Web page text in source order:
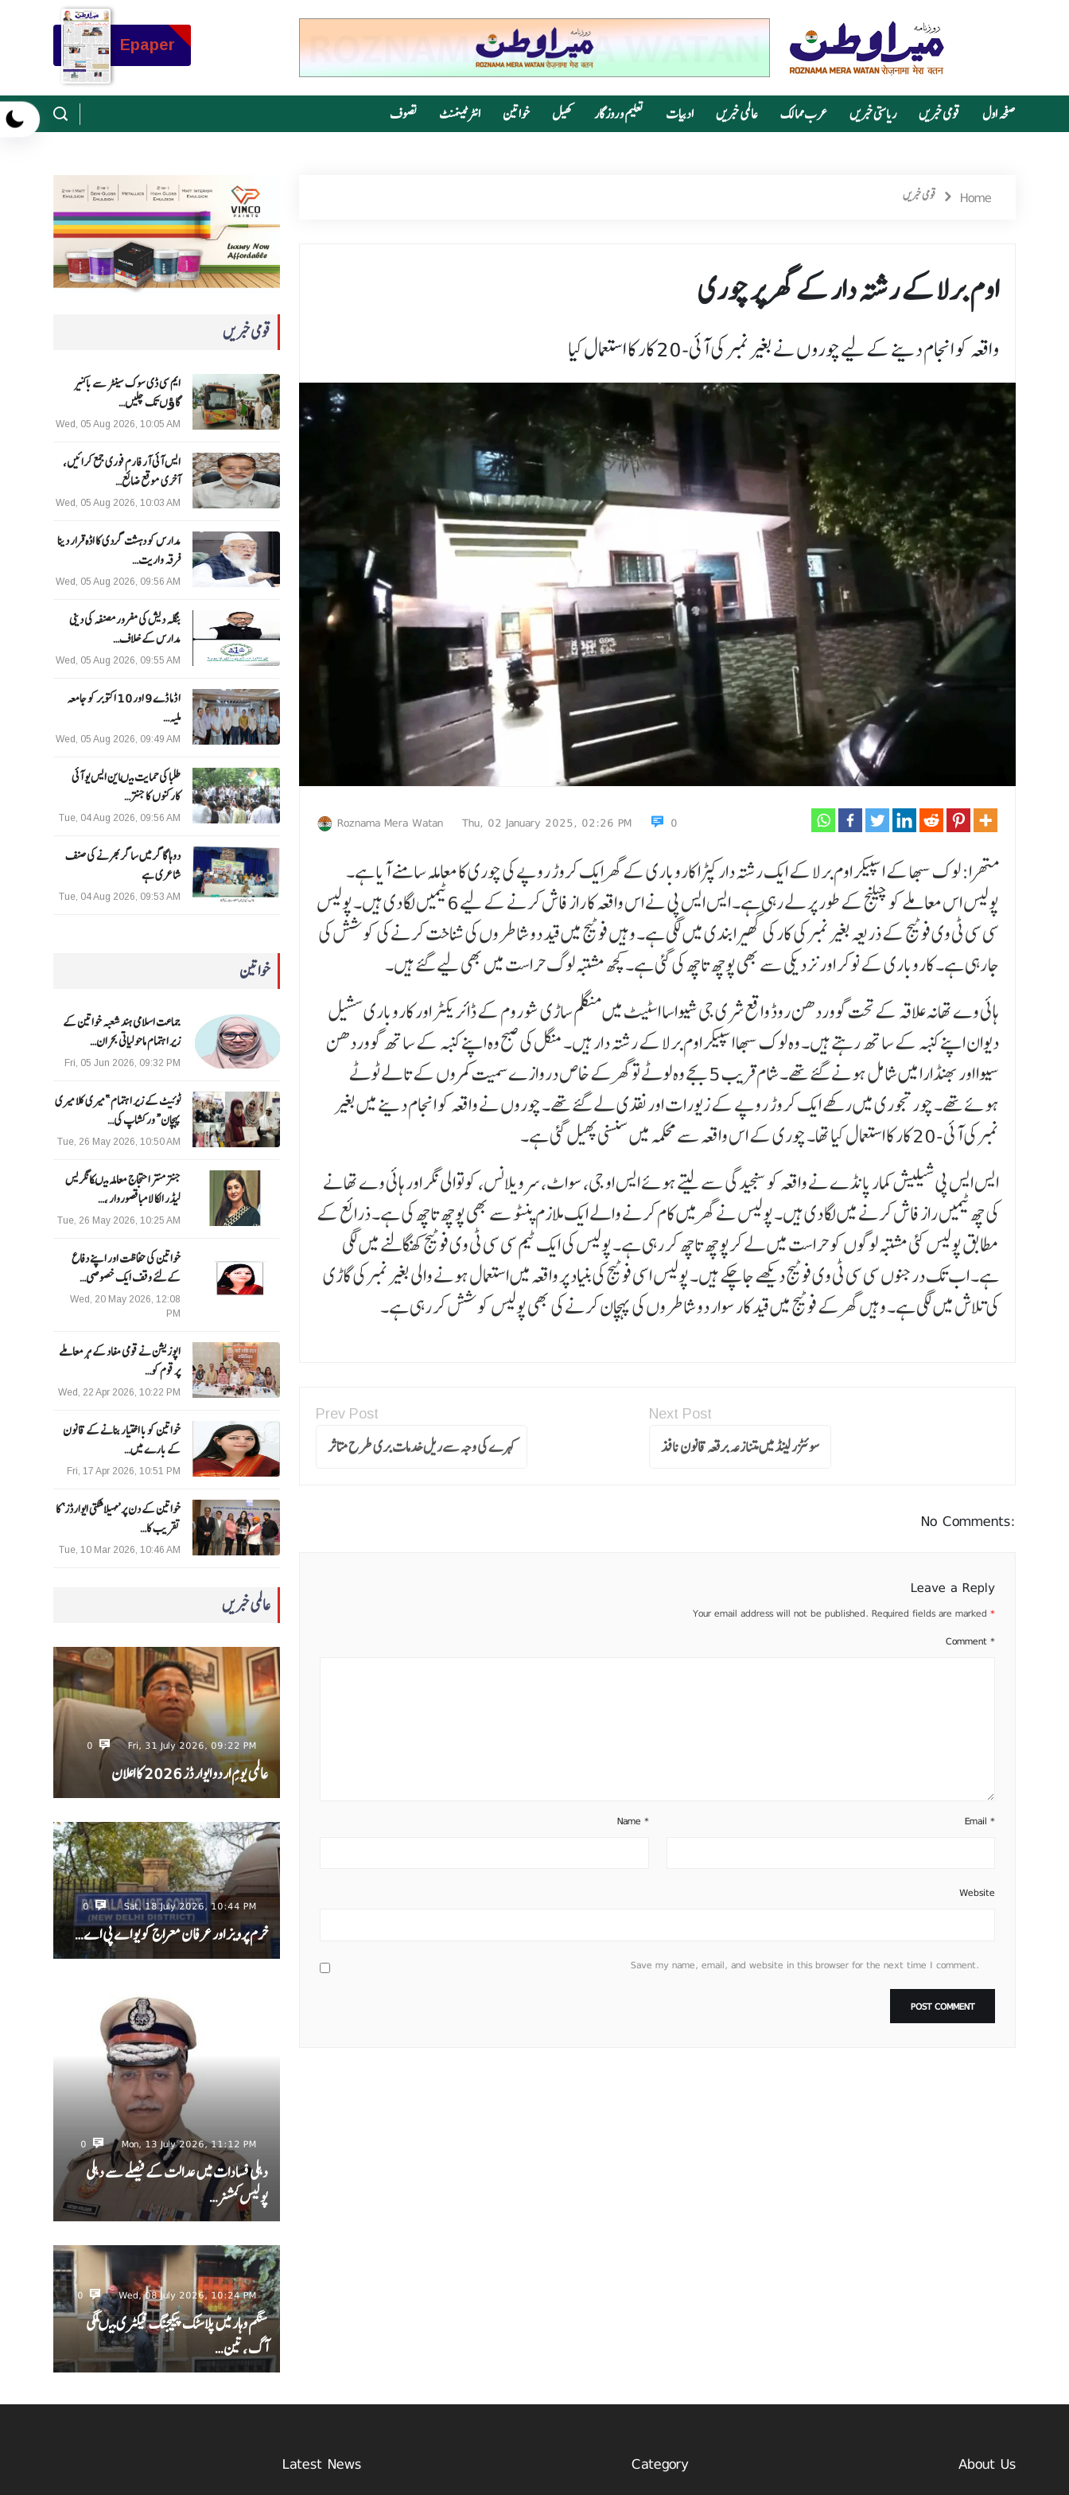
Epaper
صفحہ اول قومی خبریں ریاستی خبریں عرب ممالک عالمی خبریں ادبیات تعلیم و روزگار کھیل خواتین انٹرٹینمنٹ تصوف
قومی خبریں
ایم سی ڈی سوک سینٹر سے باکنیر
گاﺅں تک چلیں…
Wed, 05 Aug 2026, 10:05 AM
ایس آئی آر فارم فوری جمع کرائیں،
آخری موقع ضائع…
Wed, 05 Aug 2026, 10:03 AM
مدارس کو دہشت گردی کا اڈہ قرار دینا
فرقہ واریت…
Wed, 05 Aug 2026, 09:56 AM
بنگلہ دیش کی مفرور مصنفہ کی دینی
مدارس کے خلاف…
Wed, 05 Aug 2026, 09:55 AM
ا ڈما ڈے 9 اور 10 اکتوبر کو جامعہ
ملیہ…
Wed, 05 Aug 2026, 09:49 AM
طلبا کی حمایت میںاین ایس یو آئی
کارکنوں کا جنتر…
Tue, 04 Aug 2026, 09:56 AM
دوہا گاگر میں ساگر بھرنے کی صنف
شاعری ہے
Tue, 04 Aug 2026, 09:53 AM
خواتین
جماعت اسلامی ہند شعبہ خواتین کے
زیر اہتمام ماحولیاتی بحران…
Fri, 05 Jun 2026, 09:32 PM
ٹوئیٹ کے زیر اہتمام ”میری کلا میری
پہچان“ ورکشاپ کی…
Tue, 26 May 2026, 10:50 AM
جنتر منتر احتجاج معاملہ میںکانگریس
لیڈر الکا لامبا قصوروار ،…
Tue, 26 May 2026, 10:25 AM
خواتین کی حفاظت اور اپنے دفاع
کےلئے وقف ایک خصوصی…
Wed, 20 May 2026, 12:08
PM
اپوزیشن نے قومی مفاد کے ہر معاملے
پر قوم کو…
Wed, 22 Apr 2026, 10:22 PM
خواتین کو با اختیار بنانے کے قانون
کے بارے میں…
Fri, 17 Apr 2026, 10:51 PM
خواتین کے دن پر ’مہیلا شکتی ایوارڈز‘ کا
تقریب کا…
Tue, 10 Mar 2026, 10:46 AM
عالمی خبریں
Fri, 31 July 2026, 09:22 PM
0
عالمی یومِ اردو ایوارڈز 2026 کا اعلان
Sat, 18 July 2026, 10:44 PM
0
خرم پرویز اور عرفان معراج کو یو اے پی اے…
Mon, 13 July 2026, 11:12 PM
0
دہلی فسادات میں عدالت کے فیصلے سے دہلی
پولیس کمشنر…
Wed, 08 July 2026, 10:24 PM
0
سنگم وہار میں پلاسٹک پیکیجنگ فیکٹری میںلگی
آگ ، تین…
Home قومی خبریں
اوم برلا کے رشتہ دار کے گھر پر چوری
واقعہ کو انجام دینے کے لیے چوروں نے بغیر نمبر کی آئی-20 کار کا استعمال کیا
Roznama Mera Watan Thu, 02 January 2025, 02:26 PM 0
متھرا: لوک سبھا کے اسپیکر اوم برلا کے ایک رشتہ دار کپڑا کاروباری کے گھر ایک کروڑ روپے کی چوری کا معاملہ سامنے آیا ہے۔
پولیس اس معاملے کو چیلنج کے طور پر لے رہی ہے۔ ایس ایس پی نے اس واقعہ کا راز فاش کرنے کے لیے 6 ٹیمیں لگا دی ہیں۔ پولیس
سی سی ٹی وی فوٹیج کے ذریعہ بغیر نمبر کی کار کی گھیرابندی میں لگی ہے۔ وہیں فوٹیج میں قید دو شاطروں کی شناخت کرنے کی کوشش کی
جا رہی ہے۔ کاروباری کے نوکر اور نزدیکی سے بھی پوچھ تاچھ کی گئی ہے۔ کچھ مشتبہ لوگ حراست میں بھی لیے گئے ہیں۔
ہائی وے تھانہ علاقہ کے تحت گووردھن روڈ واقع شری جی شیواسا اسٹیٹ میں منگلم ساڑی شو روم کے ڈائریکٹر اور کاروباری سشیل
دیوان اپنے کنبہ کے ساتھ رہتے ہیں۔ وہ لوک سبھا اسپیکر اوم برلا کے رشتہ دار ہیں۔ منگل کی صبح وہ اپنے کنبہ کے ساتھ گووردھن
سیوا اور بھنڈارا میں شامل ہونے گئے تھے۔ شام قریب 5 بجے وہ لوٹے تو گھر کے خاص دروازے سمیت کمروں کے تالے ٹوٹے
ہوئے تھے۔ چور تجوری میں رکھے ایک کروڑ روپے کے زیورات اور نقدی لے گئے تھے۔ چوروں نے واقعہ کو انجام دینے میں بغیر
نمبر کی آئی-20 کار کا استعمال کیا تھا۔ چوری کے اس واقعہ سے محکمہ میں سنسنی پھیل گئی ہے۔
ایس ایس پی شیلیش کمار پانڈے نے واقعہ کو سنجیدگی سے لیتے ہوئے ایس او جی، سواٹ، سرویلانس، کوتوالی نگر اور ہائی وے تھانے
کی چھ ٹیمیں راز فاش کرنے میں لگا دی ہیں۔ پولیس نے گھر میں کام کرنے والے ایک ملازم پنٹو سے بھی پوچھ تاچھ کی ہے۔ ذرائع کے
مطابق پولیس کئی مشتبہ لوگوں کو حراست میں لے کرپوچھ تاچھ کر رہی ہے۔ پولیس کی ایک ٹیم سی سی ٹی وی فوٹیج کھنگالنے میں لگی
ہے۔ اب تک درجنوں سی سی ٹی وی فوٹیج دیکھے جا چکے ہیں۔ پولیس اسی فوٹیج کی بنیاد پر واقعہ میں استعمال ہونے والی بغیر نمبر کی گاڑی
کی تلاش میں لگی ہے۔ وہیں گھر کے فوٹیج میں قید کار سوار دو شاطروں کی پہچان کرنے کی بھی پولیس کوشش کر رہی ہے۔
Prev Post
کہرے کی وجہ سےریل خدمات بری طرح متا ثر
Next Post
سوئٹزر لینڈ میں متنازعہ برقعہ قانون نافذ
No Comments:
Leave a Reply
Your email address will not be published. Required fields are marked *
Comment *
Name* Email *
Website
Save my name, email, and website in this browser for the next time I comment.
Latest News Category About Us